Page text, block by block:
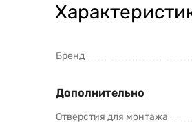
Бренд
Дополнительно
Отверстия для монтажа